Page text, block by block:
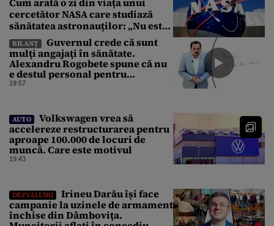
cercetător NASA care studiază
sănătatea astronauților: „Nu este
o știință complicată”
BILANȚ
Guvernul crede că sunt
mulţi angajaţi în sănătate.
Alexandru Rogobete spune că nu
e destul personal pentru
combaterea infecţiilor
19:57
AUTO
Volkswagen vrea să
accelereze restructurarea pentru
aproape 100.000 de locuri de
muncă. Care este motivul
19:43
DEZVĂLUIRI
Irineu Darău își face
campanie la uzinele de armament
închise din Dâmbovița.